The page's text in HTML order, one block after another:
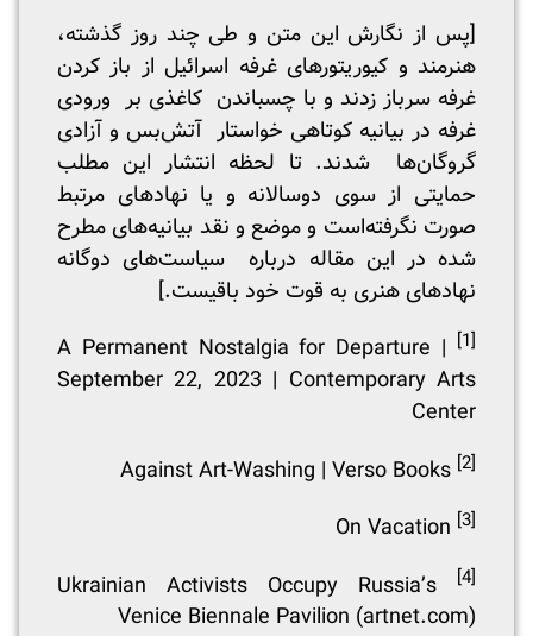
[پس از نگارش این متن و طی چند روز گذشته،
هنرمند و کیوریتورهای غرفه اسرائیل از باز کردن
غرفه سرباز زدند و با چسباندن کاغذی بر ورودی
غرفه در بیانیه کوتاهی خواستار آتش‌بس و آزادی
گروگان‌ها شدند. تا لحظه انتشار این مطلب
حمایتی از سوی دوسالانه و یا نهادهای مرتبط
صورت نگرفته‌است و موضع و نقد بیانیه‌های مطرح
شده در این مقاله درباره سیاست‌های دوگانه
نهادهای هنری به قوت خود باقیست.]
[1]
A Permanent Nostalgia for Departure |
September 22, 2023 | Contemporary Arts
Center
[2]
Against Art-Washing | Verso Books
[3]
On Vacation
[4]
Ukrainian Activists Occupy Russia’s
Venice Biennale Pavilion (artnet.com)